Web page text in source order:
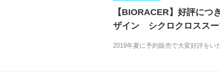
【BIORACER】好評につ
ザイン シクロクロススー
2019年夏に予約販売で大変好評を